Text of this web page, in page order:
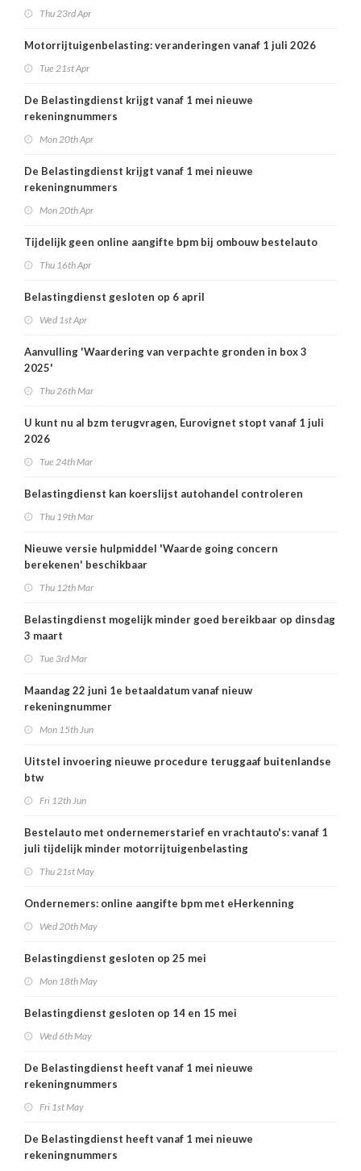
Thu 23rd Apr
Motorrijtuigenbelasting: veranderingen vanaf 1 juli 2026
Tue 21st Apr
De Belastingdienst krijgt vanaf 1 mei nieuwe
rekeningnummers
Mon 20th Apr
De Belastingdienst krijgt vanaf 1 mei nieuwe
rekeningnummers
Mon 20th Apr
Tijdelijk geen online aangifte bpm bij ombouw bestelauto
Thu 16th Apr
Belastingdienst gesloten op 6 april
Wed 1st Apr
Aanvulling 'Waardering van verpachte gronden in box 3
2025'
Thu 26th Mar
U kunt nu al bzm terugvragen, Eurovignet stopt vanaf 1 juli
2026
Tue 24th Mar
Belastingdienst kan koerslijst autohandel controleren
Thu 19th Mar
Nieuwe versie hulpmiddel 'Waarde going concern
berekenen' beschikbaar
Thu 12th Mar
Belastingdienst mogelijk minder goed bereikbaar op dinsdag
3 maart
Tue 3rd Mar
Maandag 22 juni 1e betaaldatum vanaf nieuw
rekeningnummer
Mon 15th Jun
Uitstel invoering nieuwe procedure teruggaaf buitenlandse
btw
Fri 12th Jun
Bestelauto met ondernemerstarief en vrachtauto's: vanaf 1
juli tijdelijk minder motorrijtuigenbelasting
Thu 21st May
Ondernemers: online aangifte bpm met eHerkenning
Wed 20th May
Belastingdienst gesloten op 25 mei
Mon 18th May
Belastingdienst gesloten op 14 en 15 mei
Wed 6th May
De Belastingdienst heeft vanaf 1 mei nieuwe
rekeningnummers
Fri 1st May
De Belastingdienst heeft vanaf 1 mei nieuwe
rekeningnummers